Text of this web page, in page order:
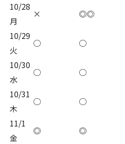
10/28
月
× ◎◎
10/29
火
○ ○
10/30
水
○ ○
10/31
木
○ ○
11/1
金
◎ ◎